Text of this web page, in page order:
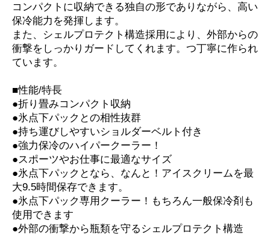
コンパクトに収納できる独自の形でありながら、高い
保冷能力を発揮します。
また、シェルプロテクト構造採用により、外部からの
衝撃をしっかりガードしてくれます。つ丁寧に作られ
ています。
■性能/特長
●折り畳みコンパクト収納
●氷点下パックとの相性抜群
●持ち運びしやすいショルダーベルト付き
●強力保冷のハイパークーラー！
●スポーツやお仕事に最適なサイズ
●氷点下パックとなら、なんと！アイスクリームを最
大9.5時間保存できます。
●氷点下パック専用クーラー！もちろん一般保冷剤も
使用できます
●外部の衝撃から瓶類を守るシェルプロテクト構造